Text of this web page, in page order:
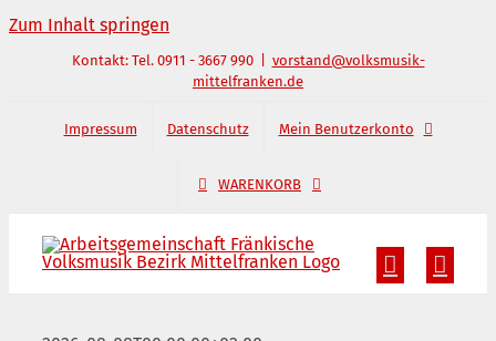
Zum Inhalt springen
Kontakt: Tel. 0911 - 3667 990
vorstand@volksmusik-
mittelfranken.de
Impressum Datenschutz Mein Benutzerkonto
WARENKORB